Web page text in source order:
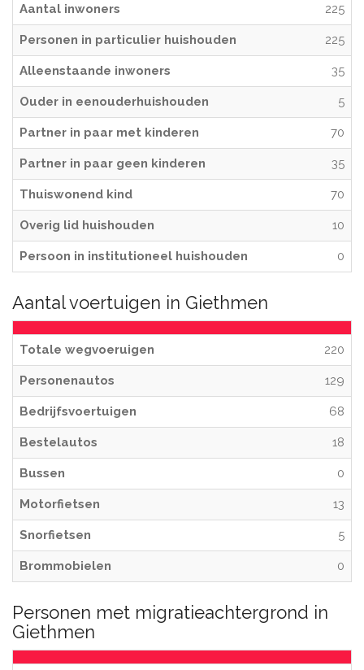
Aantal inwoners 225
Personen in particulier huishouden 225
Alleenstaande inwoners 35
Ouder in eenouderhuishouden 5
Partner in paar met kinderen 70
Partner in paar geen kinderen 35
Thuiswonend kind 70
Overig lid huishouden 10
Persoon in institutioneel huishouden 0
Aantal voertuigen in Giethmen
Totale wegvoeruigen 220
Personenautos 129
Bedrijfsvoertuigen 68
Bestelautos 18
Bussen 0
Motorfietsen 13
Snorfietsen 5
Brommobielen 0
Personen met migratieachtergrond in
Giethmen